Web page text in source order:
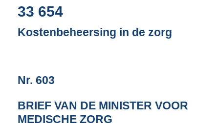
o
K
33 654
Kostenbeheersing in de zorg
Nr. 603
BRIEF VAN DE MINISTER VOOR
MEDISCHE ZORG